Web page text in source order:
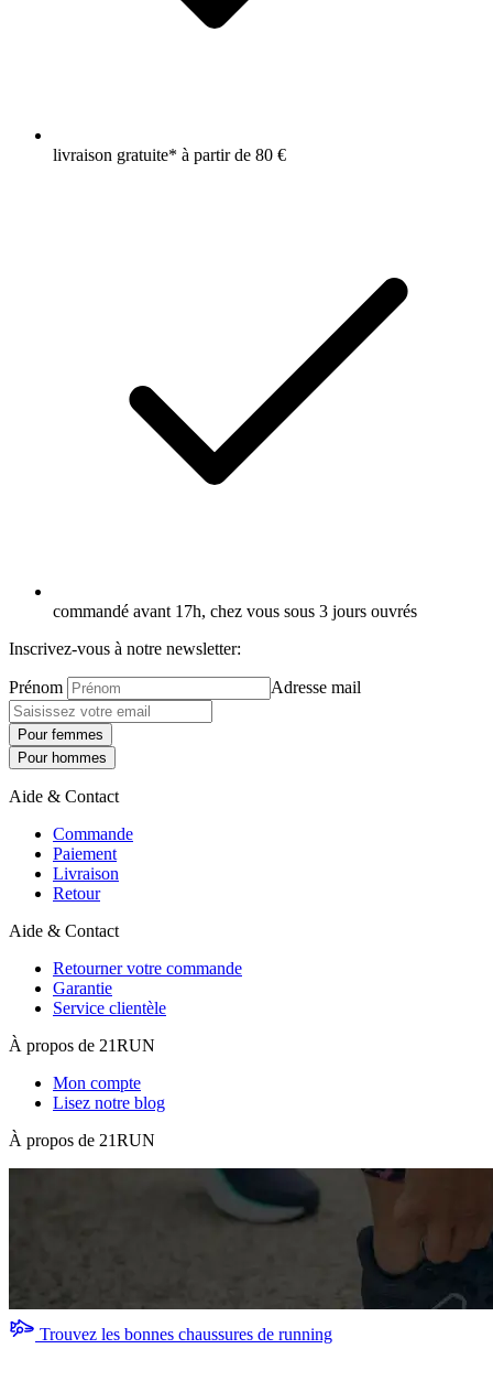
livraison gratuite* à partir de 80 €
commandé avant 17h, chez vous sous 3 jours ouvrés
Inscrivez-vous à notre newsletter:
Prénom Adresse mail
Pour femmes
Pour hommes
Aide & Contact
Commande
Paiement
Livraison
Retour
Aide & Contact
Retourner votre commande
Garantie
Service clientèle
À propos de 21RUN
Mon compte
Lisez notre blog
À propos de 21RUN
Trouvez les bonnes chaussures de running